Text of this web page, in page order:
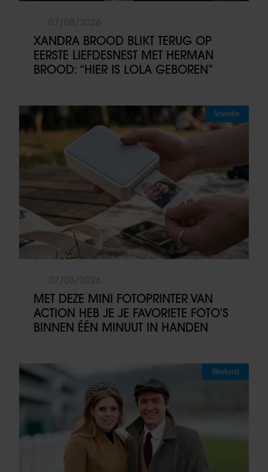
XANDRA BROOD BLIKT TERUG OP
EERSTE LIEFDESNEST MET HERMAN
BROOD: “HIER IS LOLA GEBOREN”
Vriendin
MET DEZE MINI FOTOPRINTER VAN
ACTION HEB JE JE FAVORIETE FOTO’S
BINNEN ÉÉN MINUUT IN HANDEN
Weekend